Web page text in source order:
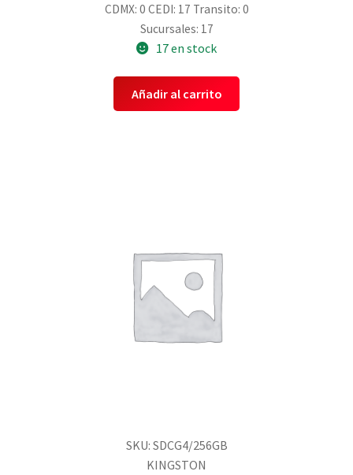
CDMX: 0 CEDI: 17 Transito: 0
Sucursales: 17
17 en stock
Añadir al carrito
SKU: SDCG4/256GB
KINGSTON